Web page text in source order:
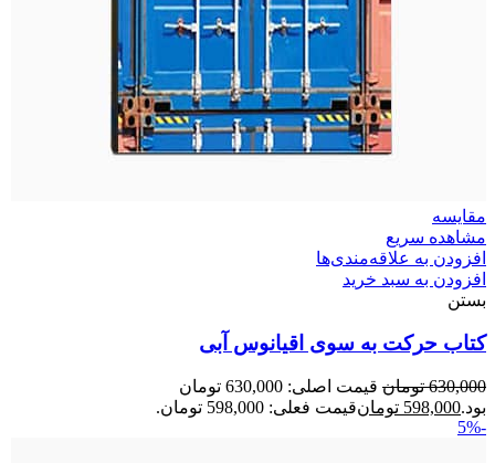
مقایسه
مشاهده سریع
افزودن به علاقه‌مندی‌ها
افزودن به سبد خرید
بستن
کتاب حرکت به سوی اقیانوس آبی
630,000 تومان
قیمت اصلی: 630,000 تومان
بود.598,000 تومانقیمت فعلی: 598,000 تومان.
-5%